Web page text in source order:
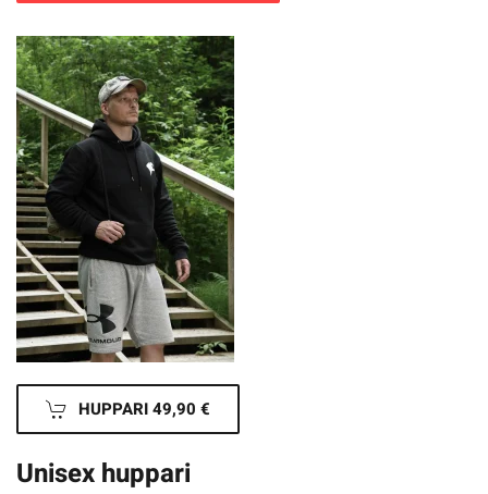
HUPPARI 49,90 €
Unisex huppari